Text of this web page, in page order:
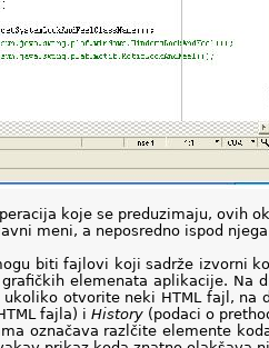
koje se preduzimaju, ovih
meni, a neposredno ispod
biti fajlovi koji sadrže izvorni
elemenata aplikacije. Na
otvorite neki HTML fajl, na
fajla) i History (podaci o
označava razlčite elemente